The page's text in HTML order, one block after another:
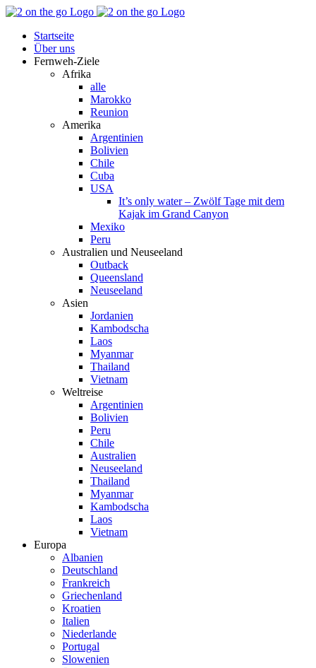
Zum
springen
Facebook
YouTube
Instagram
Pinterest
Rss
Startseite
Über uns
Fernweh-Ziele
Afrika
alle
Marokko
Reunion
Amerika
Argentinien
Bolivien
Chile
Cuba
USA
It’s only water – Zwölf Tage mit dem
Kajak im Grand Canyon
Mexiko
Peru
Australien und Neuseeland
Outback
Queensland
Neuseeland
Asien
Jordanien
Kambodscha
Laos
Myanmar
Thailand
Vietnam
Weltreise
Argentinien
Bolivien
Peru
Chile
Australien
Neuseeland
Thailand
Myanmar
Kambodscha
Laos
Vietnam
Europa
Albanien
Deutschland
Frankreich
Griechenland
Kroatien
Italien
Niederlande
Portugal
Slowenien